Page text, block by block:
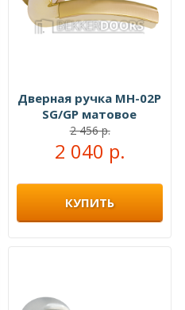
Дверная ручка MH-02P
SG/GP матовое
золото/золото
2 456 р.
2 040 р.
КУПИТЬ